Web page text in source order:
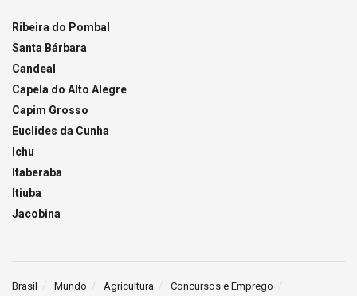
Ribeira do Pombal
Santa Bárbara
Candeal
Capela do Alto Alegre
Capim Grosso
Euclides da Cunha
Ichu
Itaberaba
Itiuba
Jacobina
Brasil Mundo Agricultura Concursos e Emprego